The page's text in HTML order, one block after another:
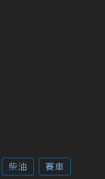
柴油 賽車